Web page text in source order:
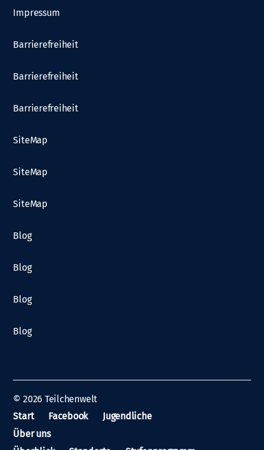
Impressum
Barrierefreiheit
Barrierefreiheit
Barrierefreiheit
SiteMap
SiteMap
SiteMap
Blog
Blog
Blog
Blog
© 2026 Teilchenwelt
Start
Facebook
Jugendliche
Über uns